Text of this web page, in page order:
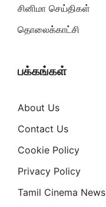
சினிமா செய்திகள்
தொலைக்காட்சி
பக்கங்கள்
About Us
Contact Us
Cookie Policy
Privacy Policy
Tamil Cinema News